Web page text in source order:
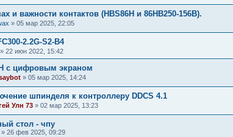
и важности контактов (HBS86H и 86HB250-156B).
» 05 мар 2025, 22:05
2.2G-S2-B4
» 22 июн 2022, 15:42
с цифровым экраном
» 05 мар 2025, 14:24
шпинделя к контроллеру DDCS 4.1
Улн 73 » 02 мар 2025, 13:23
стол - чпу
» 26 фев 2025, 09:29